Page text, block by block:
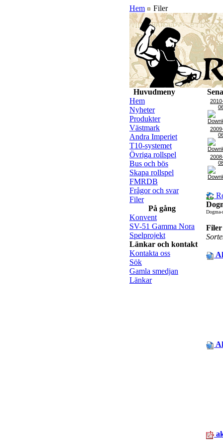
Hem Filer
Huvudmeny
Hem
Nyheter
Produkter
Västmark
Andra Imperiet
T10-systemet
Övriga rollspel
Bus och bös
Skapa rollspel
FMRDB
Frågor och svar
Filer
På gång
Konvent
SV-51 Gamma Nora
Spelprojekt
Länkar och kontakt
Kontakta oss
Sök
Gamla smedjan
Länkar
Filer